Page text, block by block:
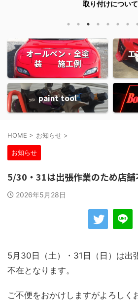
てのお知らせ】
オールペン・全塗
装 施工例
エ
paint tool
HOME > お知らせ >
お知らせ
5/30・31は出張作業のため店舗
2026年5月28日
5月30日（土）・31日（日）は出
不在となります。
ご不便をおかけしますがよろしく